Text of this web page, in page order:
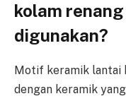
kolam
digunakan?
Motif keramik lantai
dengan keramik